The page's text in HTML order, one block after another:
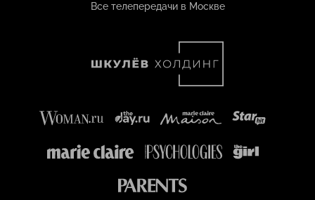
Все телепередачи в Москве